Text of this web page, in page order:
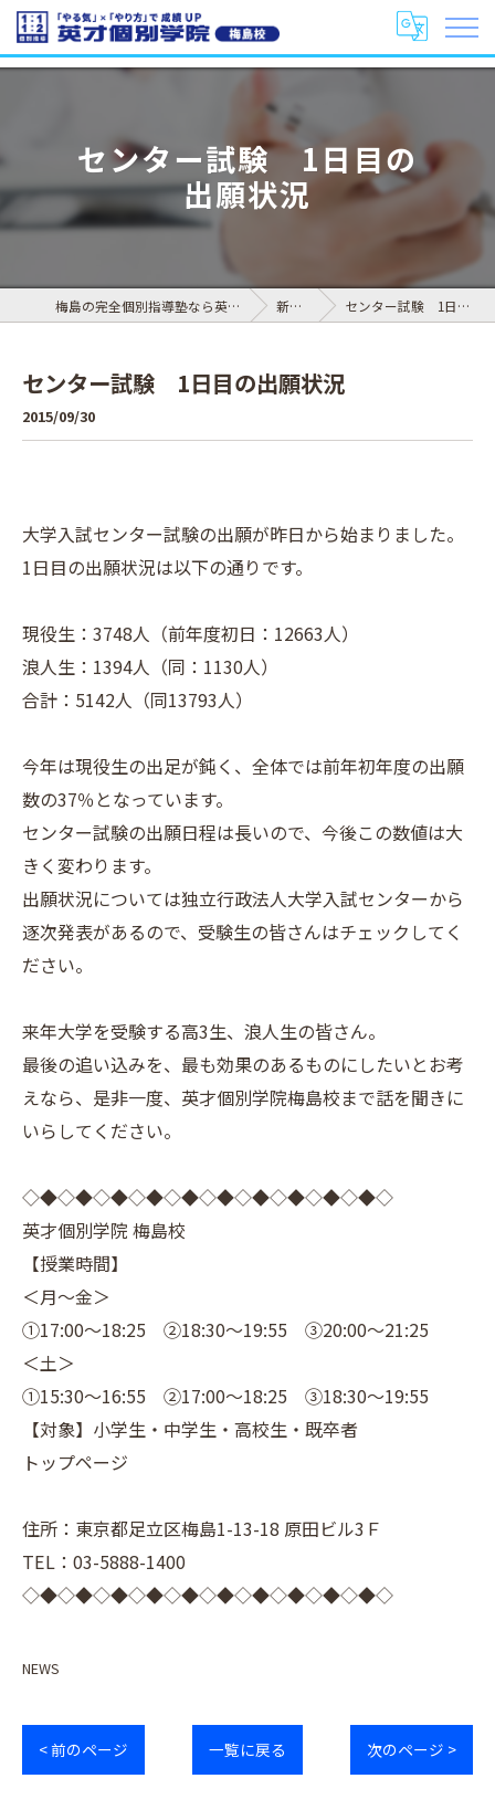
センター試験 1日目の
出願状況
梅島の完全個別指導塾なら英才個別学院 梅島校 新着情報 センター試験 1日目の出願状況
センター試験 1日目の出願状況
2015/09/30
大学入試センター試験の出願が昨日から始まりました。
1日目の出願状況は以下の通りです。
現役生：3748人（前年度初日：12663人）
浪人生：1394人（同：1130人）
合計：5142人（同13793人）
今年は現役生の出足が鈍く、全体では前年初年度の出願
数の37％となっています。
センター試験の出願日程は長いので、今後この数値は大
きく変わります。
出願状況については独立行政法人大学入試センターから
逐次発表があるので、受験生の皆さんはチェックしてく
ださい。
来年大学を受験する高3生、浪人生の皆さん。
最後の追い込みを、最も効果のあるものにしたいとお考
えなら、是非一度、英才個別学院梅島校まで話を聞きに
いらしてください。
◇◆◇◆◇◆◇◆◇◆◇◆◇◆◇◆◇◆◇◆◇
英才個別学院 梅島校
【授業時間】
＜月～金＞
①17:00～18:25 ②18:30～19:55 ③20:00～21:25
＜土＞
①15:30～16:55 ②17:00～18:25 ③18:30～19:55
【対象】小学生・中学生・高校生・既卒者
トップページ
住所：東京都足立区梅島1-13-18 原田ビル3Ｆ
TEL：03-5888-1400
◇◆◇◆◇◆◇◆◇◆◇◆◇◆◇◆◇◆◇◆◇
NEWS
< 前のページ 一覧に戻る 次のページ >